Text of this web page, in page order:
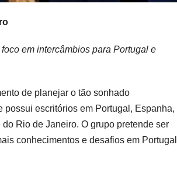
em intercâmbios para Portugal e
de planejar o tão sonhado
escritórios em Portugal, Espanha,
Rio de Janeiro. O grupo pretende ser
conhecimentos e desafios em Portugal